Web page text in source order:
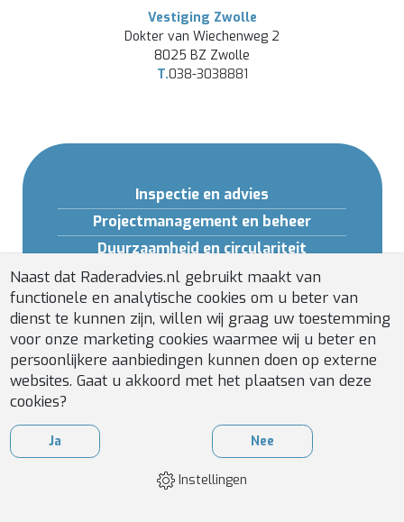
Vestiging Zwolle
Dokter van Wiechenweg 2
8025 BZ Zwolle
T.038-3038881
Inspectie en advies
Projectmanagement en beheer
Duurzaamheid en circulariteit
Opleidingen en Software
Gebouwveiligheid
Installatiebeheer
WEBDESIGNBYAPPLEPIE
Naast dat Raderadvies.nl gebruikt maakt van
functionele en analytische cookies om u beter van
dienst te kunnen zijn, willen wij graag uw toestemming
voor onze marketing cookies waarmee wij u beter en
persoonlijkere aanbiedingen kunnen doen op externe
websites. Gaat u akkoord met het plaatsen van deze
cookies?
Ja Nee
Instellingen